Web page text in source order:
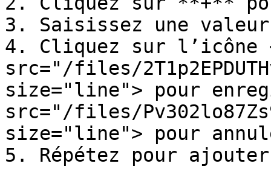
3. Saisissez une
4. Cliquez sur l’icône
src="/files/
size="line"> pour
src="/files/
size="line"> pour
5. Répétez pour